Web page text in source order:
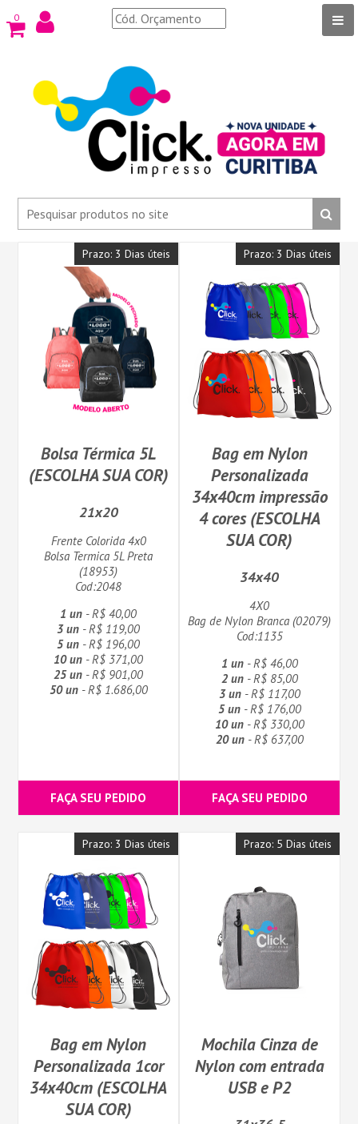
0
Prazo: 3 Dias úteis
Bolsa Térmica 5L
(ESCOLHA SUA COR)
21x20
Frente Colorida 4x0
Bolsa Termica 5L Preta
(18953)
Cod:2048
1 un - R$ 40,00
3 un - R$ 119,00
5 un - R$ 196,00
10 un - R$ 371,00
25 un - R$ 901,00
50 un- R$ 1.686,00
FAÇA SEU PEDIDO
Prazo: 3 Dias úteis
Bag em Nylon
Personalizada
34x40cm impressão
4 cores (ESCOLHA
SUA COR)
34x40
4X0
Bag de Nylon Branca (02079)
Cod:1135
1 un- R$ 46,00
2 un- R$ 85,00
3 un- R$ 117,00
5 un- R$ 176,00
10 un- R$ 330,00
20 un- R$ 637,00
FAÇA SEU PEDIDO
Prazo: 3 Dias úteis
Bag em Nylon
Personalizada 1cor
34x40cm (ESCOLHA
SUA COR)
Prazo: 5 Dias úteis
Mochila Cinza de
Nylon com entrada
USB e P2